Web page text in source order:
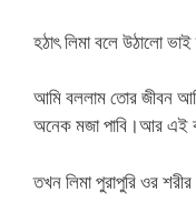
হঠাৎ লিমা বলে উঠালো
আমি বললাম তোর জীবন
অনেক মজা পাবি।আর এই
তখন লিমা পুরাপুরি ওর